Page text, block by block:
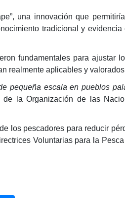
una innovación que
tradicional y evidencia
fundamentales para ajustar
realmente aplicables y
pequeña escala en pueblos
la Organización de las
los pescadores para reducir
Voluntarias para la